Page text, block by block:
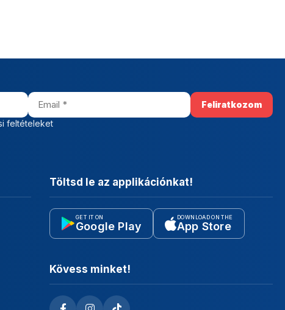
feltételeket
Töltsd le az applikációnkat!
GET IT ON
Google Play
DOWNLOAD ON THE
App Store
Kövess minket!